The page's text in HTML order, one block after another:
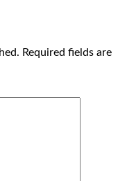
Required fields are